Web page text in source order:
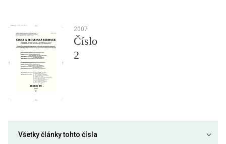
2007
Číslo
2
Všetky články tohto čísla